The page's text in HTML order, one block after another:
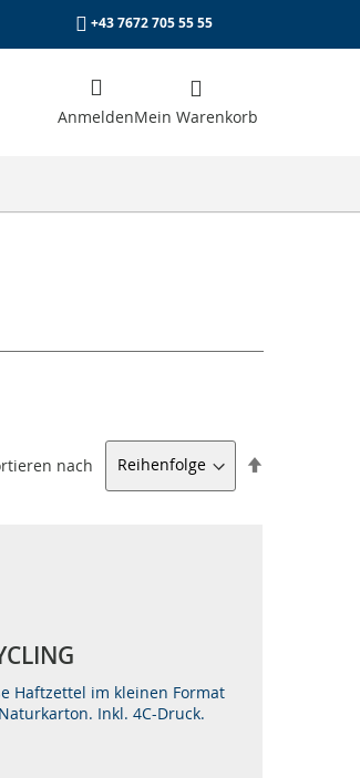
+43 7672 705 55 55
AnmeldenMein Warenkorb
nach
Haftzettel im kleinen Format
Inkl. 4C-Druck.